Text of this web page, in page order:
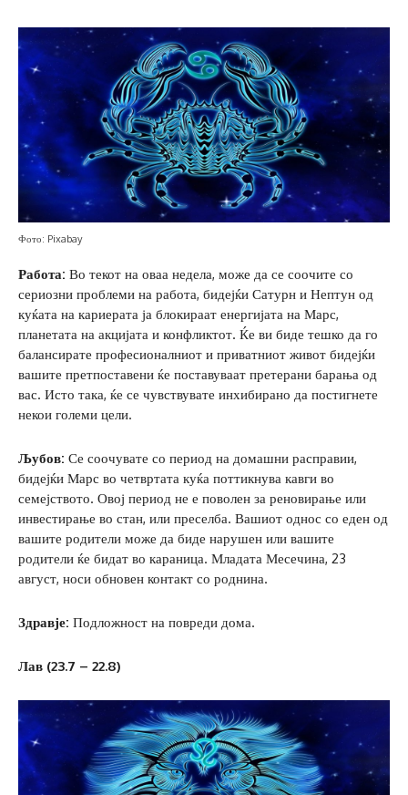
Фото: Pixabay
Работа: Во текот на оваа недела, може да се соочите со
сериозни проблеми на работа, бидејќи Сатурн и Нептун од
куќата на кариерата ја блокираат енергијата на Марс,
планетата на акцијата и конфликтот. Ќе ви биде тешко да го
балансирате професионалниот и приватниот живот бидејќи
вашите претпоставени ќе поставуваат претерани барања од
вас. Исто така, ќе се чувствувате инхибирано да постигнете
некои големи цели.
Љубов: Се соочувате со период на домашни расправии,
бидејќи Марс во четвртата куќа поттикнува кавги во
семејството. Овој период не е поволен за реновирање или
инвестирање во стан, или преселба. Вашиот однос со еден од
вашите родители може да биде нарушен или вашите
родители ќе бидат во караница. Младата Месечина, 23
август, носи обновен контакт со роднина.
Здравје: Подложност на повреди дома.
Лав (23.7 – 22.8)